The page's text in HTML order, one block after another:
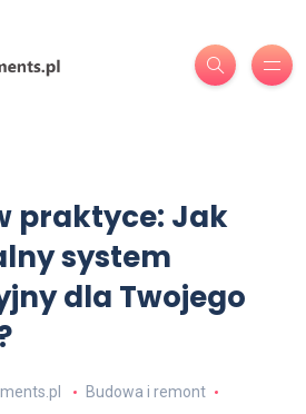
praktyce: Jak
system
dla Twojego
Budowa i remont